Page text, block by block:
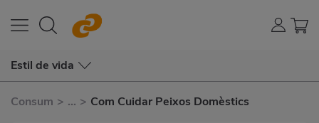
Estil de vida
Consum > ... > Com Cuidar Peixos Domèstics